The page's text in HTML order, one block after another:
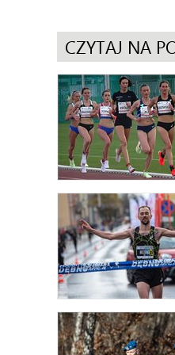
CZYTAJ NA